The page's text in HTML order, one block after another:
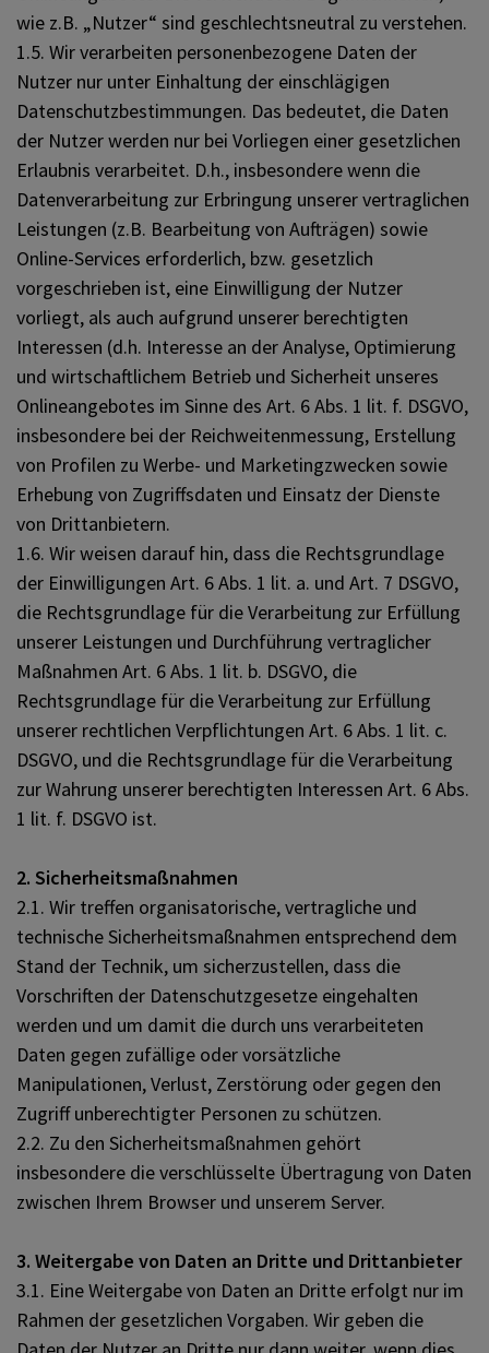
wie z.B. „Nutzer“ sind geschlechtsneutral zu verstehen.
1.5. Wir verarbeiten personenbezogene Daten der
Nutzer nur unter Einhaltung der einschlägigen
Datenschutzbestimmungen. Das bedeutet, die Daten
der Nutzer werden nur bei Vorliegen einer gesetzlichen
Erlaubnis verarbeitet. D.h., insbesondere wenn die
Datenverarbeitung zur Erbringung unserer vertraglichen
Leistungen (z.B. Bearbeitung von Aufträgen) sowie
Online-Services erforderlich, bzw. gesetzlich
vorgeschrieben ist, eine Einwilligung der Nutzer
vorliegt, als auch aufgrund unserer berechtigten
Interessen (d.h. Interesse an der Analyse, Optimierung
und wirtschaftlichem Betrieb und Sicherheit unseres
Onlineangebotes im Sinne des Art. 6 Abs. 1 lit. f. DSGVO,
insbesondere bei der Reichweitenmessung, Erstellung
von Profilen zu Werbe- und Marketingzwecken sowie
Erhebung von Zugriffsdaten und Einsatz der Dienste
von Drittanbietern.
1.6. Wir weisen darauf hin, dass die Rechtsgrundlage
der Einwilligungen Art. 6 Abs. 1 lit. a. und Art. 7 DSGVO,
die Rechtsgrundlage für die Verarbeitung zur Erfüllung
unserer Leistungen und Durchführung vertraglicher
Maßnahmen Art. 6 Abs. 1 lit. b. DSGVO, die
Rechtsgrundlage für die Verarbeitung zur Erfüllung
unserer rechtlichen Verpflichtungen Art. 6 Abs. 1 lit. c.
DSGVO, und die Rechtsgrundlage für die Verarbeitung
zur Wahrung unserer berechtigten Interessen Art. 6 Abs.
1 lit. f. DSGVO ist.
2. Sicherheitsmaßnahmen
2.1. Wir treffen organisatorische, vertragliche und
technische Sicherheitsmaßnahmen entsprechend dem
Stand der Technik, um sicherzustellen, dass die
Vorschriften der Datenschutzgesetze eingehalten
werden und um damit die durch uns verarbeiteten
Daten gegen zufällige oder vorsätzliche
Manipulationen, Verlust, Zerstörung oder gegen den
Zugriff unberechtigter Personen zu schützen.
2.2. Zu den Sicherheitsmaßnahmen gehört
insbesondere die verschlüsselte Übertragung von Daten
zwischen Ihrem Browser und unserem Server.
3. Weitergabe von Daten an Dritte und Drittanbieter
3.1. Eine Weitergabe von Daten an Dritte erfolgt nur im
Rahmen der gesetzlichen Vorgaben. Wir geben die